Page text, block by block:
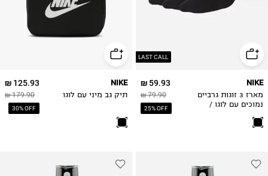
LAST CALL
59.93 ₪
79.90 ₪
25% OFF
NIKE
מארז 3 זוגות גרביים
נמוכים עם לוגו /
125.93 ₪
179.90 ₪
30% OFF
NIKE
תיק גב מיני עם לוגו